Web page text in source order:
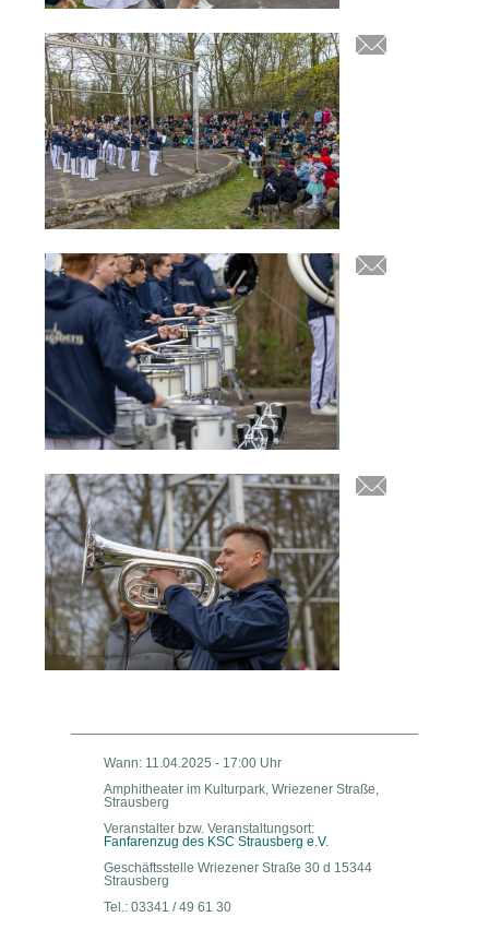
Wann: 11.04.2025 - 17:00 Uhr
Amphitheater im Kulturpark, Wriezener Straße,
Strausberg
Veranstalter bzw. Veranstaltungsort:
Fanfarenzug des KSC Strausberg e.V.
Geschäftsstelle Wriezener Straße 30 d 15344
Strausberg
Tel.: 03341 / 49 61 30